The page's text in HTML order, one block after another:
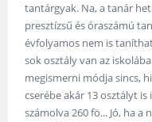
tantárgyak. Na, a tanár
presztízsű és óraszámú
évfolyamos nem is
sok osztály van az
megismerni módja sincs,
cserébe akár 13 osztályt is
számolva 260 fö... Jó, ha a